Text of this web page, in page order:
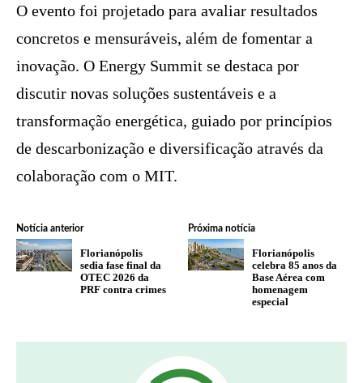
O evento foi projetado para avaliar resultados
concretos e mensuráveis, além de fomentar a
inovação. O Energy Summit se destaca por
discutir novas soluções sustentáveis e a
transformação energética, guiado por princípios
de descarbonização e diversificação através da
colaboração com o MIT.
Notícia anterior
Florianópolis
sedia fase final da
OTEC 2026 da
PRF contra crimes
Próxima notícia
Florianópolis
celebra 85 anos da
Base Aérea com
homenagem
especial